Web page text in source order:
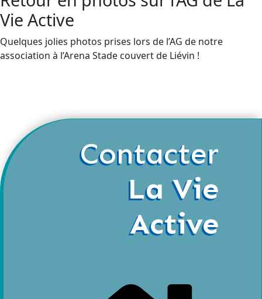
Vie Active
Quelques jolies photos prises lors de l’AG de notre
association à l’Arena Stade couvert de Liévin !
Contacter
La Vie
Active